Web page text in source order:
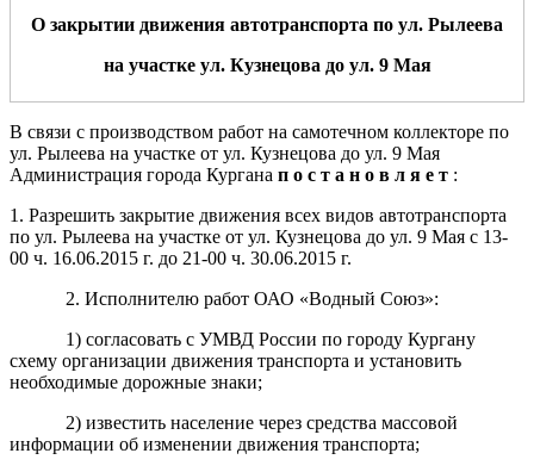
О закрытии движения автотранспорта по ул. Рылеева
на участке ул. Кузнецова до ул. 9 Мая
В связи с производством работ на самотечном коллекторе по
ул. Рылеева на участке от ул. Кузнецова до ул. 9 Мая
Администрация города Кургана п о с т а н о в л я е т :
1. Разрешить закрытие движения всех видов автотранспорта
по ул. Рылеева на участке от ул. Кузнецова до ул. 9 Мая с 13-
00 ч. 16.06.2015 г. до 21-00 ч. 30.06.2015 г.
2. Исполнителю работ ОАО «Водный Союз»:
1) согласовать с УМВД России по городу Кургану
схему организации движения транспорта и установить
необходимые дорожные знаки;
2) известить население через средства массовой
информации об изменении движения транспорта;